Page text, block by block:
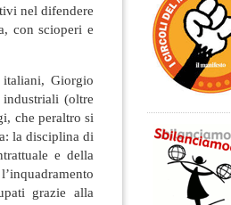
nel difendere
con scioperi e
Giorgio
(oltre
che peraltro si
la disciplina di
e della
grazie alla